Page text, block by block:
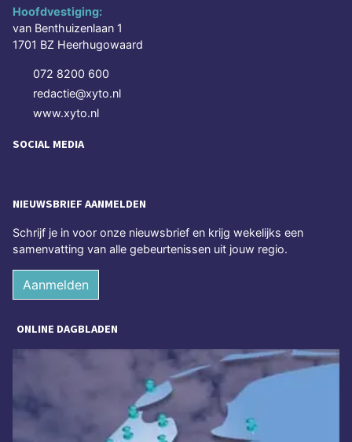
Hoofdvestiging:
van Benthuizenlaan 1
1701 BZ Heerhugowaard
072 8200 600
redactie@xyto.nl
www.xyto.nl
SOCIAL MEDIA
NIEUWSBRIEF AANMELDEN
Schrijf je in voor onze nieuwsbrief en krijg wekelijks een
samenvatting van alle gebeurtenissen uit jouw regio.
Aanmelden
ONLINE DAGBLADEN